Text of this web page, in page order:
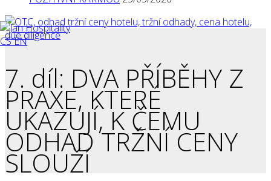
CSEN
7. díl: DVA PŘÍBĚHY Z
PRAXE, KTERÉ
UKAZUJÍ, K ČEMU
ODHAD TRŽNÍ CENY
SLOUŽÍ